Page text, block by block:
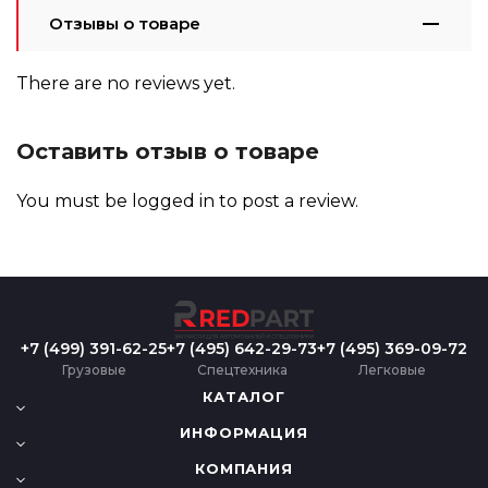
Отзывы о товаре
There are no reviews yet.
Оставить отзыв о товаре
You must be logged in to post a review.
+7 (499) 391-62-25
Грузовые
+7 (495) 642-29-73
Спецтехника
+7 (495) 369-09-72
Легковые
КАТАЛОГ
ИНФОРМАЦИЯ
КОМПАНИЯ